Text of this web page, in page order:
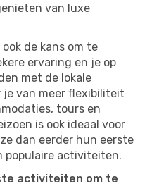
van luxe
de kans om te
ervaring en je op
met de lokale
van meer flexibiliteit
tours en
is ook ideaal voor
dan eerder hun eerste
populaire activiteiten.
activiteiten om te